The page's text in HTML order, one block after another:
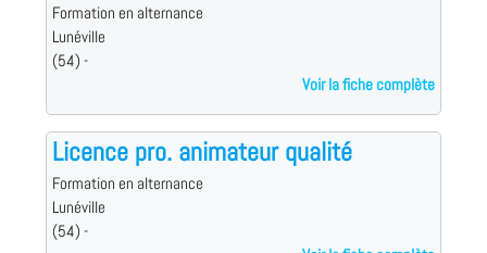
Formation en alternance
Lunéville
(54) -
Voir la fiche complète
Licence pro. animateur qualité
Formation en alternance
Lunéville
(54) -